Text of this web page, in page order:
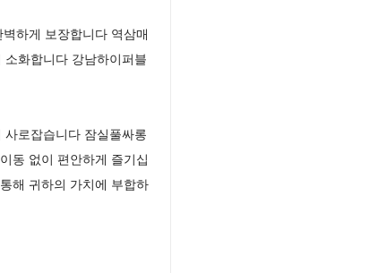
하게 보장합니다 역삼매
화합니다 강남하이퍼블
로잡습니다 잠실풀싸롱
동 없이 편안하게 즐기십
해 귀하의 가치에 부합하